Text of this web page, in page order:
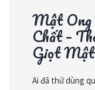
Mật Ong
Chất –
Giọt Mật
Ai đã thử dùng